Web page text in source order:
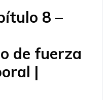
8 –
de fuerza
|